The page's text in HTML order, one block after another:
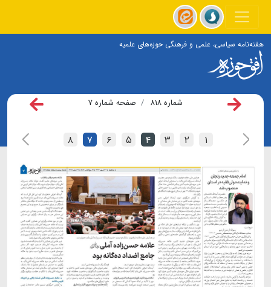
هفته‌نامه سیاسی، علمی و فرهنگی حوزه‌های علمیه
شماره ۸۱۸ صفحه شماره ۷
۱ ۲ ۳ ۴ ۵ ۶ ۷ ۸